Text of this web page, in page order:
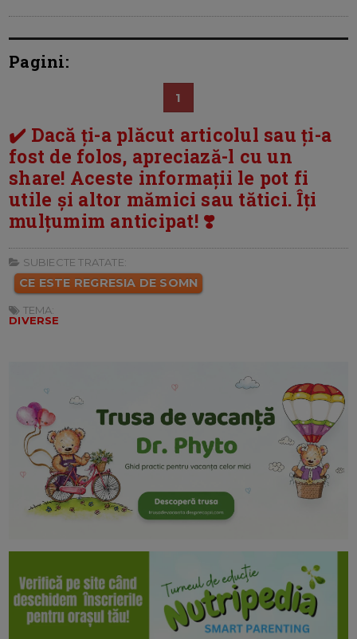
Pagini:
1
✔️ Dacă ți-a plăcut articolul sau ți-a
fost de folos, apreciază-l cu un
share! Aceste informații le pot fi
utile și altor mămici sau tătici. Îți
mulțumim anticipat! ❣️
SUBIECTE TRATATE:
CE ESTE REGRESIA DE SOMN
TEMA:
DIVERSE